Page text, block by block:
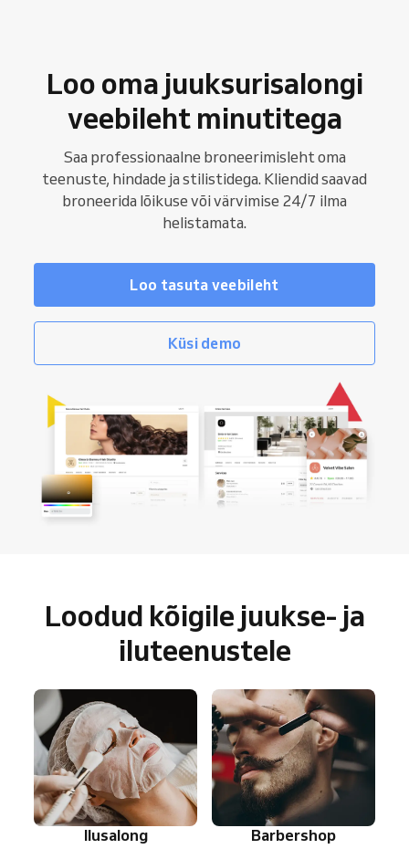
Loo oma juuksurisalongi
veebileht minutitega
Saa professionaalne broneerimisleht oma
teenuste, hindade ja stilistidega. Kliendid saavad
broneerida lõikuse või värvimise 24/7 ilma
helistamata.
Loo tasuta veebileht
Küsi demo
Loodud kõigile juukse- ja
iluteenustele
Ilusalong Barbershop